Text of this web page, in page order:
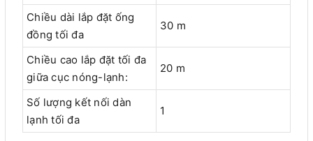
Chiều dài lắp đặt ống
đồng tối đa
30 m
Chiều cao lắp đặt tối đa
giữa cục nóng-lạnh:
20 m
Số lượng kết nối dàn
lạnh tối đa
1